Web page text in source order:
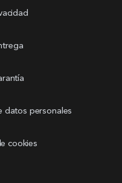
datos personales
cookies